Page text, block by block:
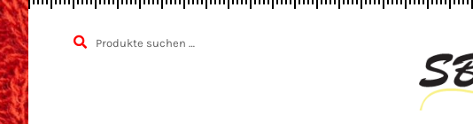
nach: